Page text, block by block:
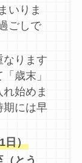
いりま
ごしで
なります
歳末」
始めま
期には早
日）